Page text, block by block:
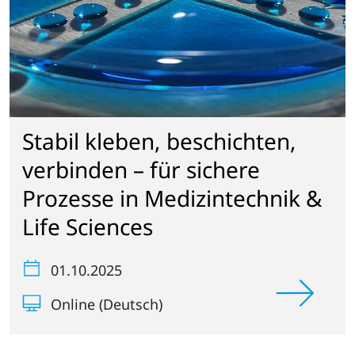
Stabil kleben, beschichten,
verbinden – für sichere
Prozesse in Medizintechnik &
Life Sciences
01.10.2025
Online (Deutsch)